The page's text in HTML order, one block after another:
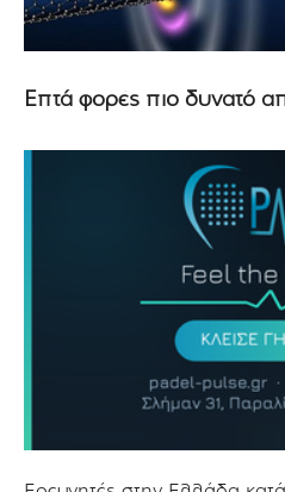
Επτά φορές πιο δυνατό